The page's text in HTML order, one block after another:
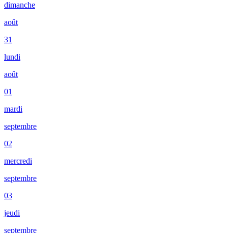
dimanche
août
31
lundi
août
01
mardi
septembre
02
mercredi
septembre
03
jeudi
septembre